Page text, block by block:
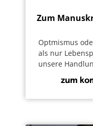
Zum
Optmismus
als nur
unsere
zum